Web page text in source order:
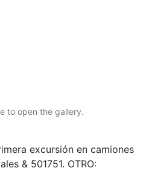
to open the gallery.
excursión en camiones
& 501751. OTRO: